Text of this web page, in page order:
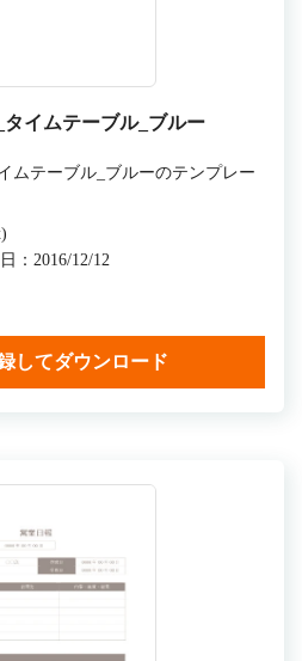
イムテーブル_ブルー
ムテーブル_ブルーのテンプレー
：2016/12/12
してダウンロード